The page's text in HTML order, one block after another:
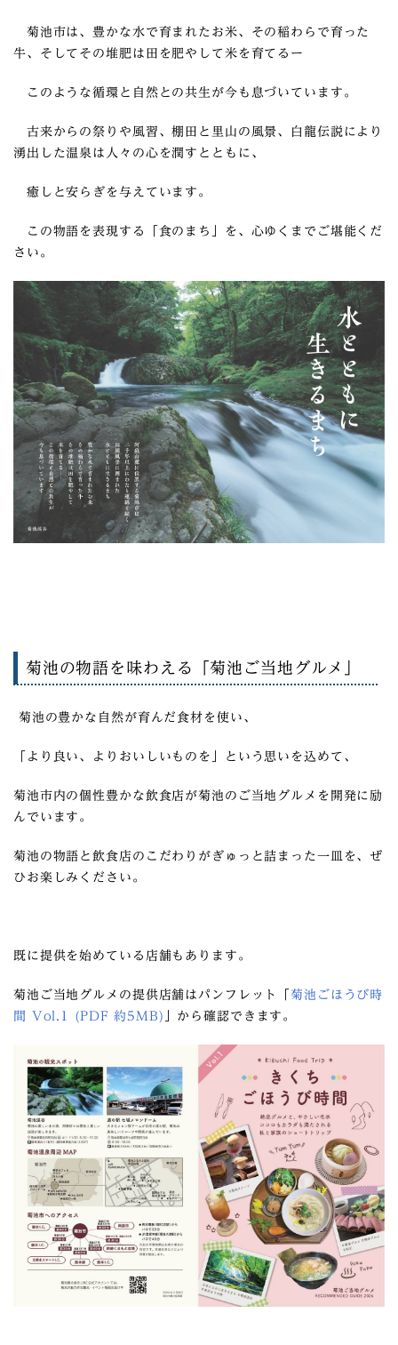
菊池市は、豊かな水で育まれたお米、その稲わらで育った
牛、そしてその堆肥は田を肥やして米を育てるー
このような循環と自然との共生が今も息づいています。
古来からの祭りや風習、棚田と里山の風景、白龍伝説により
湧出した温泉は人々の心を潤すとともに、
癒しと安らぎを与えています。
この物語を表現する「食のまち」を、心ゆくまでご堪能くだ
さい。
菊池の物語を味わえる「菊池ご当地グルメ」
菊池の豊かな自然が育んだ食材を使い、
「より良い、よりおいしいものを」という思いを込めて、
菊池市内の個性豊かな飲食店が菊池のご当地グルメを開発に励
んでいます。
菊池の物語と飲食店のこだわりがぎゅっと詰まった一皿を、ぜ
ひお楽しみください。
既に提供を始めている店舗もあります。
菊池ご当地グルメの提供店舗はパンフレット「菊池ごほうび時
間 Vol.1 (PDF 約5MB)
」から確認できます。